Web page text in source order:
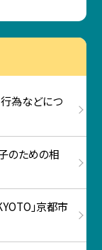
為などにつ
のための相
」京都市